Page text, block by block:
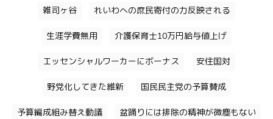
雑司ヶ谷 れいわへの庶民寄付の力反映される
生涯学費無用 介護保育士10万円給与値上げ
エッセンシャルワーカーにボーナス 安住国対
野党化してきた維新 国民民主党の予算賛成
予算編成組み替え動議 盆踊りには排除の精神が微塵もない